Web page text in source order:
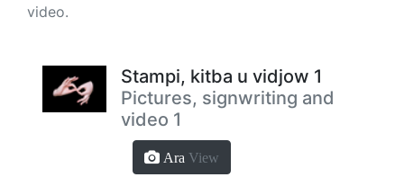
video.
Stampi, kitba u vidjow 1
Pictures, signwriting and
video 1
Ara View